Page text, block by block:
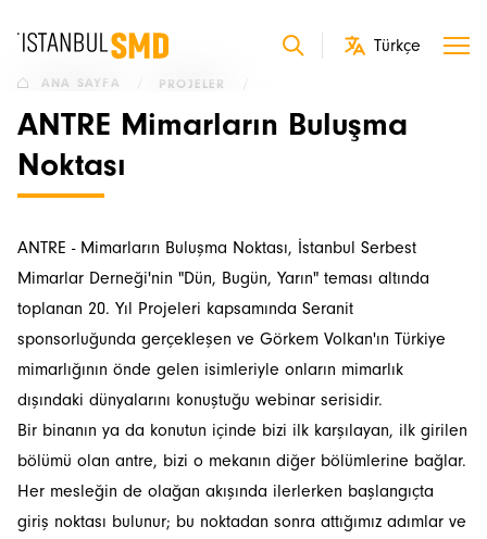
ANA SAYFA PROJELER /
ANTRE Mimarların Buluşma
Noktası
ANTRE - Mimarların Buluşma Noktası, İstanbul Serbest
Mimarlar Derneği'nin "Dün, Bugün, Yarın" teması altında
toplanan 20. Yıl Projeleri kapsamında Seranit
sponsorluğunda gerçekleşen ve Görkem Volkan'ın Türkiye
mimarlığının önde gelen isimleriyle onların mimarlık
dışındaki dünyalarını konuştuğu webinar serisidir.
Bir binanın ya da konutun içinde bizi ilk karşılayan, ilk girilen
bölümü olan antre, bizi o mekanın diğer bölümlerine bağlar.
Her mesleğin de olağan akışında ilerlerken başlangıçta
giriş noktası bulunur; bu noktadan sonra attığımız adımlar ve